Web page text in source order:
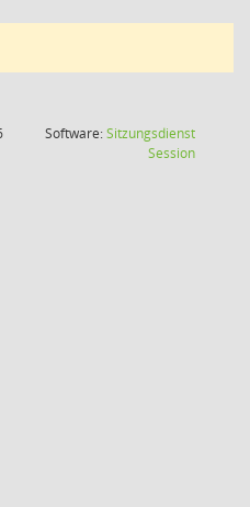
Software:Sitzungsdienst
Session(Wird in